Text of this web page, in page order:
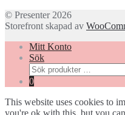
© Presenter 2026
Storefront skapad av
Mitt Konto
Sök
Sök
efter:
0
This website uses cookies to
you're ok with this, but you